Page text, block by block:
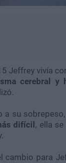
Jeffrey vivía
cerebral y
a su
difícil, ella
cambio para